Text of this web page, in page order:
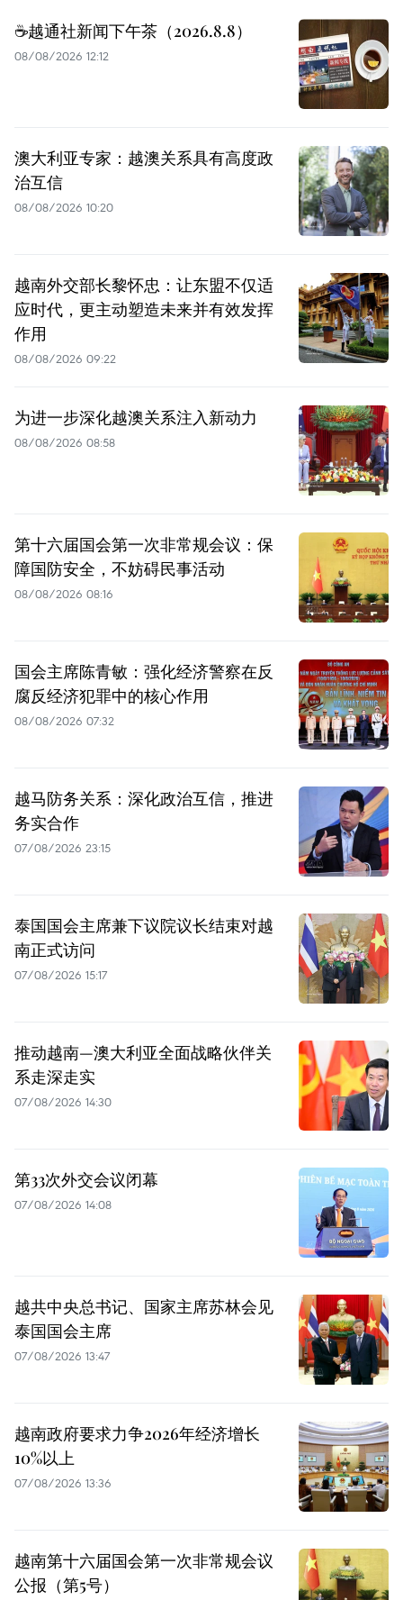
☕️越通社新闻下午茶（2026.8.8）
08/08/2026 12:12
澳大利亚专家：越澳关系具有高度政
治互信
08/08/2026 10:20
越南外交部长黎怀忠：让东盟不仅适
应时代，更主动塑造未来并有效发挥
作用
08/08/2026 09:22
为进一步深化越澳关系注入新动力
08/08/2026 08:58
第十六届国会第一次非常规会议：保
障国防安全，不妨碍民事活动
08/08/2026 08:16
国会主席陈青敏：强化经济警察在反
腐反经济犯罪中的核心作用
08/08/2026 07:32
越马防务关系：深化政治互信，推进
务实合作
07/08/2026 23:15
泰国国会主席兼下议院议长结束对越
南正式访问
07/08/2026 15:17
推动越南—澳大利亚全面战略伙伴关
系走深走实
07/08/2026 14:30
第33次外交会议闭幕
07/08/2026 14:08
越共中央总书记、国家主席苏林会见
泰国国会主席
07/08/2026 13:47
越南政府要求力争2026年经济增长
10%以上
07/08/2026 13:36
越南第十六届国会第一次非常规会议
公报（第5号）